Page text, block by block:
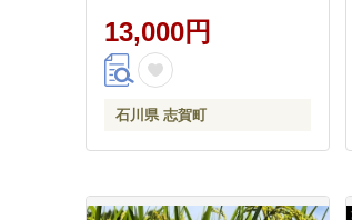
13,000円
石川県 志賀町